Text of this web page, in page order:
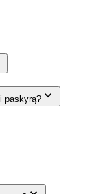
paskyrą?